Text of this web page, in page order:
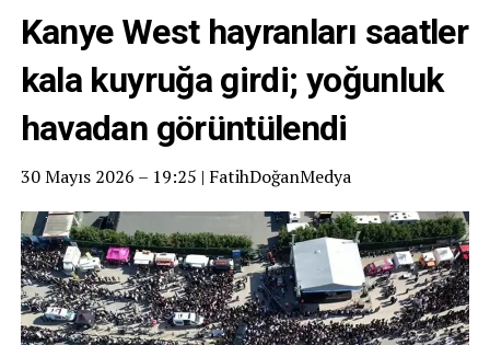
Kanye West hayranları saatler
kala kuyruğa girdi; yoğunluk
havadan görüntülendi
30 Mayıs 2026 – 19:25 | FatihDoğanMedya